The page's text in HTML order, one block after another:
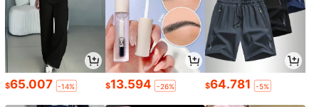
$65.007 -14% $13.594 -26% $64.781 -5%